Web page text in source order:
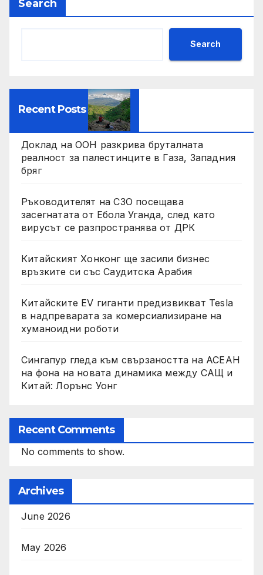
Search
Search
Recent Posts
Доклад на ООН разкрива бруталната
реалност за палестинците в Газа, Западния
бряг
Ръководителят на СЗО посещава
засегнатата от Ебола Уганда, след като
вирусът се разпространява от ДРК
Китайският Хонконг ще засили бизнес
връзките си със Саудитска Арабия
Китайските EV гиганти предизвикват Tesla
в надпреварата за комерсиализиране на
хуманоидни роботи
Сингапур гледа към свързаността на АСЕАН
на фона на новата динамика между САЩ и
Китай: Лорънс Уонг
Recent Comments
No comments to show.
Archives
June 2026
May 2026